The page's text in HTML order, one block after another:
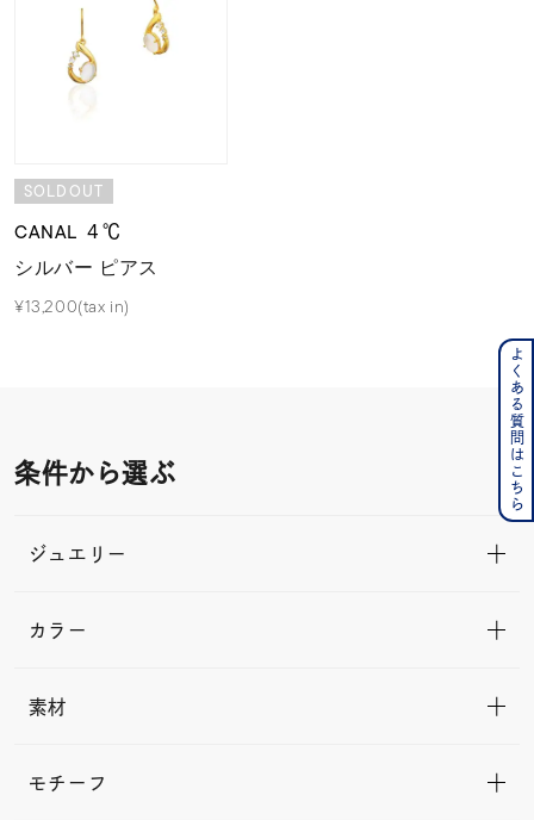
SOLDOUT
CANAL ４℃
シルバー ピアス
¥13,200(tax in)
条件から選ぶ
ジュエリー
カラー
素材
モチーフ
よくある質問はこちら